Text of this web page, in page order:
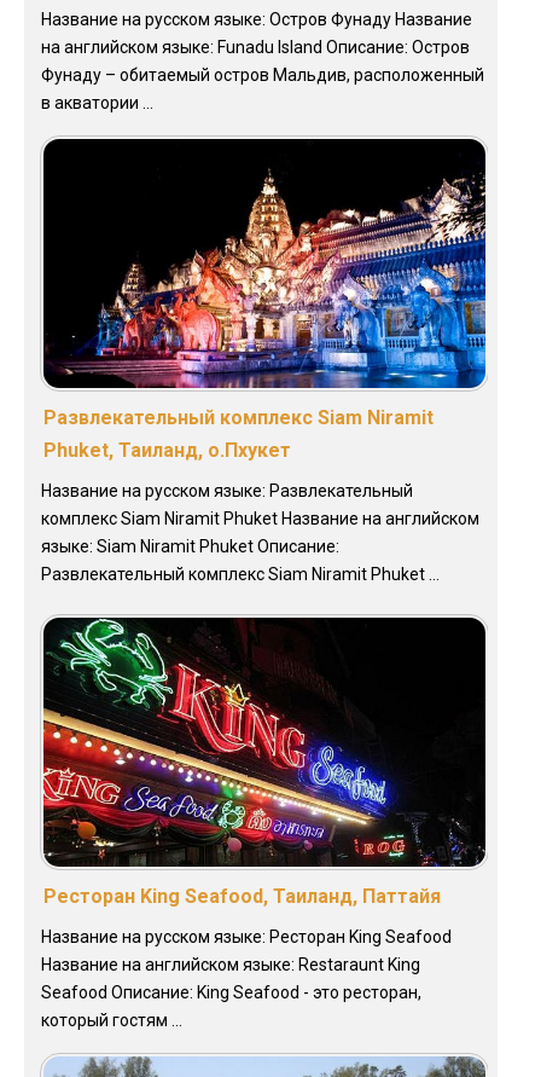
Название на русском языке: Остров Фунаду Название
на английском языке: Funadu Island Описание: Остров
Фунаду – обитаемый остров Мальдив, расположенный
в акватории ...
Развлекательный комплекс Siam Niramit
Phuket, Таиланд, о.Пхукет
Название на русском языке: Развлекательный
комплекс Siam Niramit Phuket Название на английском
языке: Siam Niramit Phuket Описание:
Развлекательный комплекс Siam Niramit Phuket ...
Ресторан King Seafood, Таиланд, Паттайя
Название на русском языке: Ресторан King Seafood
Название на английском языке: Restaraunt King
Seafood Описание: King Seafood - это ресторан,
который гостям ...